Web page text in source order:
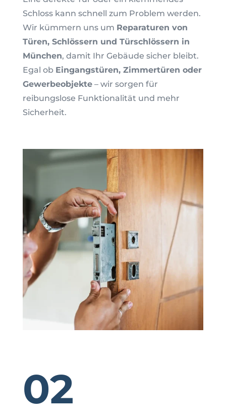
Schloss kann schnell zum Problem werden.
Wir kümmern uns um Reparaturen von
Türen, Schlössern und Türschlössern in
München, damit Ihr Gebäude sicher bleibt.
Egal ob Eingangstüren, Zimmertüren oder
Gewerbeobjekte– wir sorgen für
reibungslose Funktionalität und mehr
Sicherheit.
02